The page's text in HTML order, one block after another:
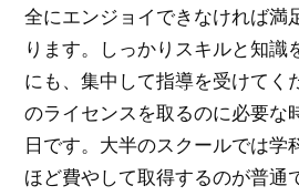
全にエンジョイできなければ満
ります。しっかりスキルと知識
にも、集中して指導を受けてく
のライセンスを取るのに必要な
日です。大半のスクールでは学
ほど費やして取得するのが普通